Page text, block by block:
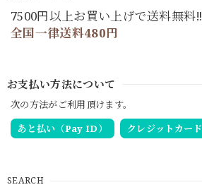
7500円以上お買い上げで送料無料‼
全国一律送料480円
お支払い方法について
次の方法がご利用頂けます。
あと払い（Pay ID）
クレジットカード
SEARCH